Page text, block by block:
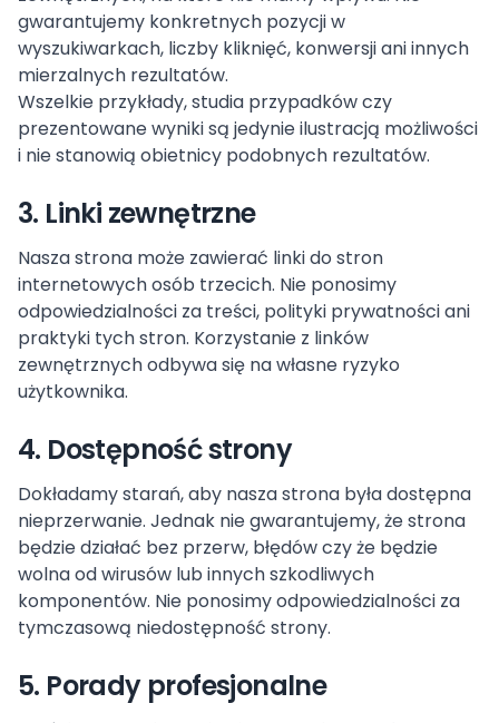
gwarantujemy konkretnych pozycji w
wyszukiwarkach, liczby kliknięć, konwersji ani innych
mierzalnych rezultatów.
Wszelkie przykłady, studia przypadków czy
prezentowane wyniki są jedynie ilustracją możliwości
i nie stanowią obietnicy podobnych rezultatów.
3. Linki zewnętrzne
Nasza strona może zawierać linki do stron
internetowych osób trzecich. Nie ponosimy
odpowiedzialności za treści, polityki prywatności ani
praktyki tych stron. Korzystanie z linków
zewnętrznych odbywa się na własne ryzyko
użytkownika.
4. Dostępność strony
Dokładamy starań, aby nasza strona była dostępna
nieprzerwanie. Jednak nie gwarantujemy, że strona
będzie działać bez przerw, błędów czy że będzie
wolna od wirusów lub innych szkodliwych
komponentów. Nie ponosimy odpowiedzialności za
tymczasową niedostępność strony.
5. Porady profesjonalne